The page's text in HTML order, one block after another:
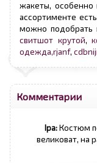
жакеты, особенно
ассортименте
можно подобрать
свитшот крутой,
одежда,rjanf,
Комментарии
Іра:Костюм
великоват, на